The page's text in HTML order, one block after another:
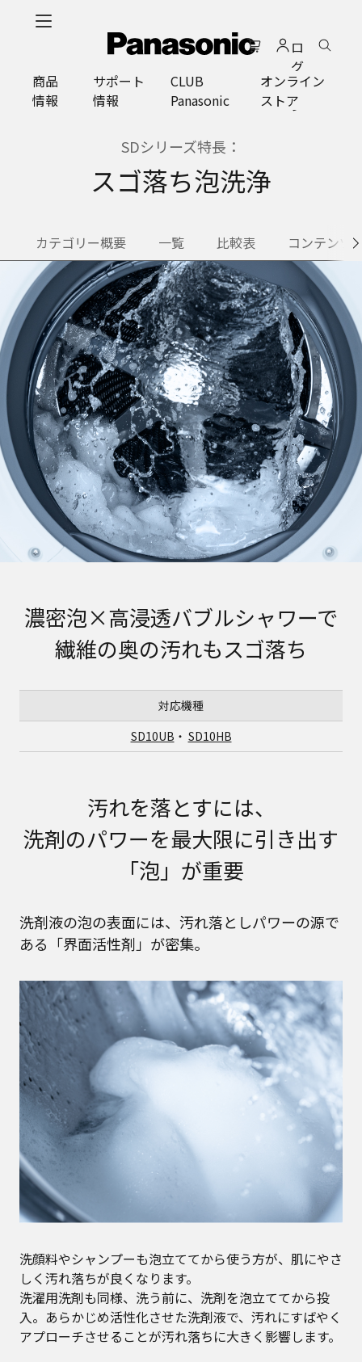
ロ
グ
イ
ン
商品
情報
サポート
情報
CLUB
Panasonic
オンライン
ストア
SDシリーズ特長：
スゴ落ち泡洗浄
カテゴリー概要 一覧 比較表 コンテンツ
濃密泡×高浸透バブルシャワーで
繊維の奥の汚れもスゴ落ち
対応機種
SD10UB ・ SD10HB
汚れを落とすには、
洗剤のパワーを最大限に引き出す
「泡」が重要
洗剤液の泡の表面には、汚れ落としパワーの源で
ある「界面活性剤」が密集。
洗顔料やシャンプーも泡立ててから使う方が、肌にやさ
しく汚れ落ちが良くなります。
洗濯用洗剤も同様、洗う前に、洗剤を泡立ててから投
入。あらかじめ活性化させた洗剤液で、汚れにすばやく
アプローチさせることが汚れ落ちに大きく影響します。